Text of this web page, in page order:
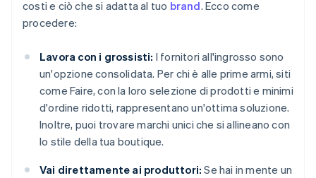
costi e ciò che si adatta al tuo brand. Ecco come
procedere:
Lavora con i grossisti: I fornitori all'ingrosso sono
un'opzione consolidata. Per chi è alle prime armi, siti
come Faire, con la loro selezione di prodotti e minimi
d'ordine ridotti, rappresentano un'ottima soluzione.
Inoltre, puoi trovare marchi unici che si allineano con
lo stile della tua boutique.
Vai direttamente ai produttori: Se hai in mente un